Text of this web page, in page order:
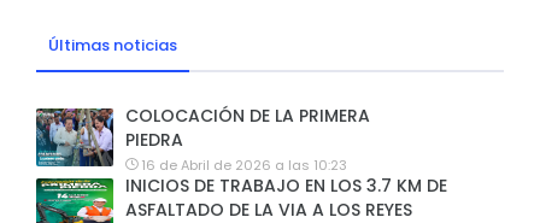
Últimas noticias
COLOCACIÓN DE LA PRIMERA
PIEDRA
16 de Abril de 2026 a las 10:23
INICIOS DE TRABAJO EN LOS 3.7 KM DE
ASFALTADO DE LA VIA A LOS REYES